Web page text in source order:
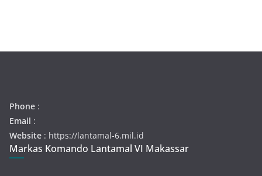
Phone :
Email :
Website : https://lantamal-6.mil.id
Markas Komando Lantamal VI Makassar